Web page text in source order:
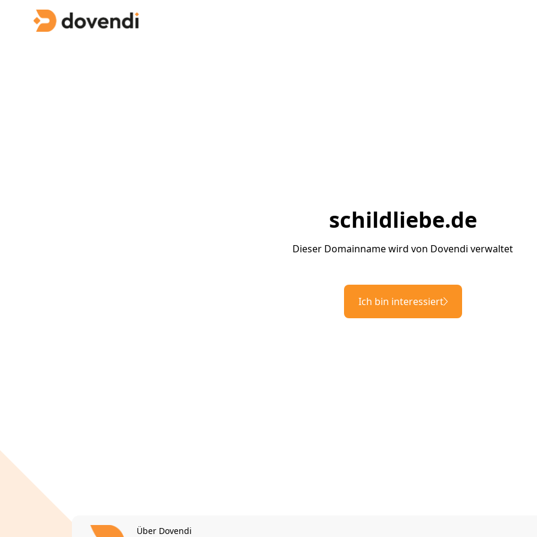
schildliebe.de
Dieser Domainname wird von Dovendi verwaltet
Ich bin interessiert
Über Dovendi